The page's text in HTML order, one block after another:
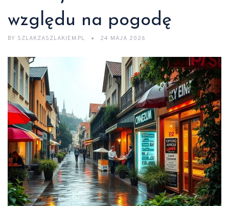
względu na pogodę
BY SZLAKZASZLAKIEM.PL 24 MAJA 2026